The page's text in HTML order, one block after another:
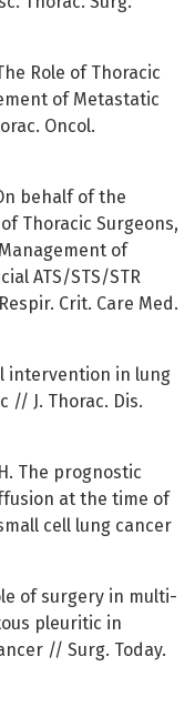
Role of Thoracic
of Metastatic
Oncol.
behalf of the
Thoracic Surgeons,
of
ATS/STS/STR
Crit. Care Med.
intervention in lung
// J. Thorac. Dis.
The prognostic
at the time of
cell lung cancer
of surgery in multi-
pleuritic in
// Surg. Today.